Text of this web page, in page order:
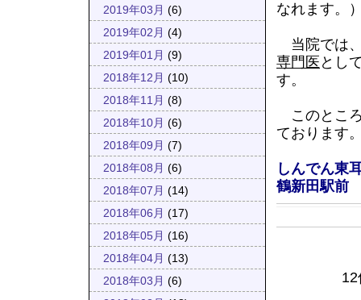
2019年03月 (6)
2019年02月 (4)
2019年01月 (9)
2018年12月 (10)
2018年11月 (8)
2018年10月 (6)
2018年09月 (7)
2018年08月 (6)
2018年07月 (14)
2018年06月 (17)
2018年05月 (16)
2018年04月 (13)
2018年03月 (6)
なれます。
当院では
専門医 とし
す。
このとこ
ております
しんでん東
鶴新田駅前